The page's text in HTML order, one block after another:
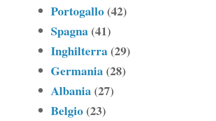
Portogallo (42)
Spagna (41)
Inghilterra (29)
Germania (28)
Albania (27)
Belgio (23)